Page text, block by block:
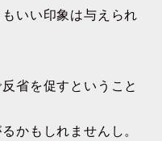
いい印象は与えられ
省を促すということ
かもしれませんし。